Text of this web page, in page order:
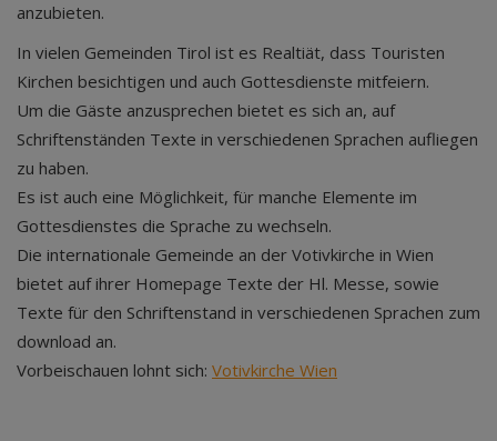
anzubieten.
In vielen Gemeinden Tirol ist es Realtiät, dass Touristen
Kirchen besichtigen und auch Gottesdienste mitfeiern.
Um die Gäste anzusprechen bietet es sich an, auf
Schriftenständen Texte in verschiedenen Sprachen aufliegen
zu haben.
Es ist auch eine Möglichkeit, für manche Elemente im
Gottesdienstes die Sprache zu wechseln.
Die internationale Gemeinde an der Votivkirche in Wien
bietet auf ihrer Homepage Texte der Hl. Messe, sowie
Texte für den Schriftenstand in verschiedenen Sprachen zum
download an.
Vorbeischauen lohnt sich: Votivkirche Wien